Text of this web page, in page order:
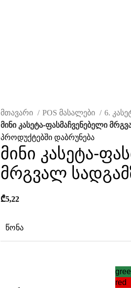
მთავარი POS მასალები
6.
მინი კასეტა-ფასმაჩვენებელი
პროდუქტებში დაბრუნება
მინი კასეტა-
მრგვალ
₾5,22
წონა
red